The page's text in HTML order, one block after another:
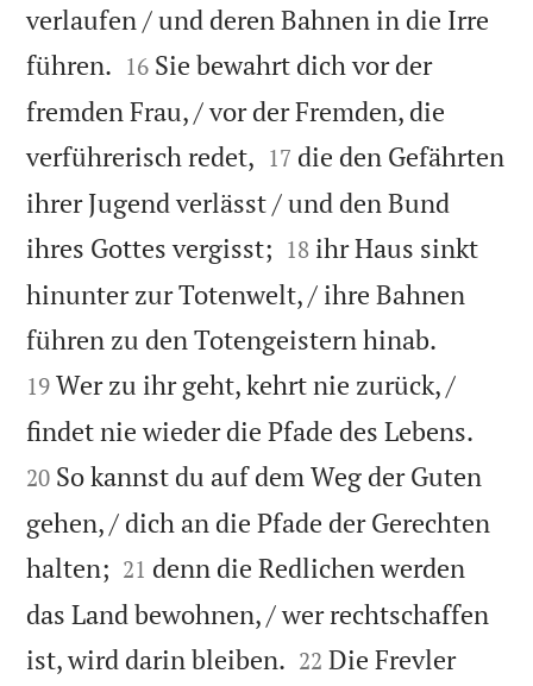
verlaufen / und deren Bahnen in die Irre
führen. 

16 Sie bewahrt dich vor der
fremden Frau, / vor der Fremden, die
verführerisch redet, 

17 die den Gefährten
ihrer Jugend verlässt / und den Bund
ihres Gottes vergisst; 

18 ihr Haus sinkt
hinunter zur Totenwelt, / ihre Bahnen
führen zu den Totengeistern hinab.
19 Wer zu ihr geht, kehrt nie zurück, /
findet nie wieder die Pfade des Lebens.
20 So kannst du auf dem Weg der Guten
gehen, / dich an die Pfade der Gerechten
halten; 

21 denn die Redlichen werden
das Land bewohnen, / wer rechtschaffen
ist, wird darin bleiben. 

22 Die Frevler